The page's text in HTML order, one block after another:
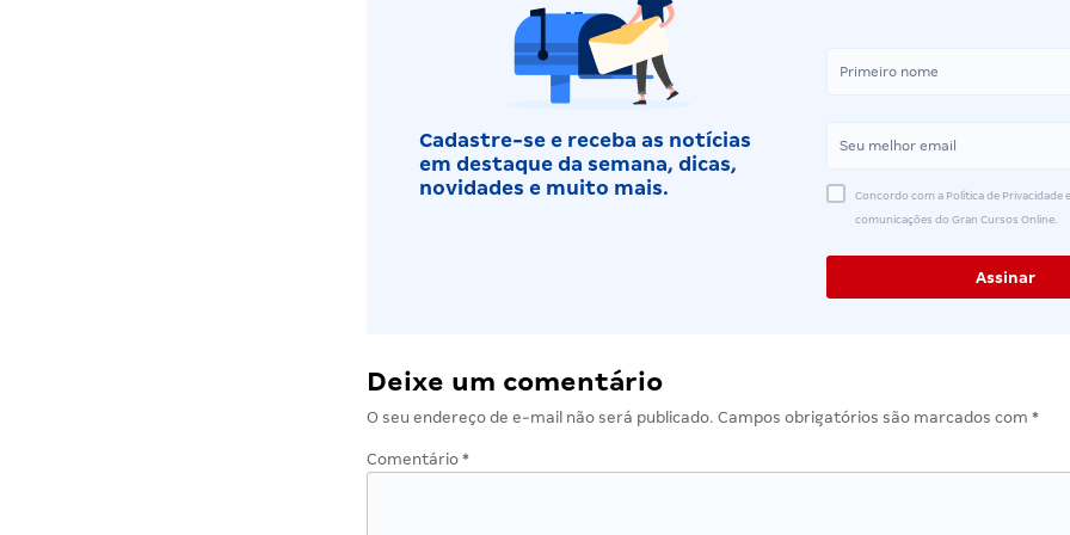
Cadastre-se e receba as notícias
em destaque da semana, dicas,
novidades e muito mais.
Concordo com a Política de Privacidade
comunicações do Gran Cursos Online.
Deixe um comentário
O seu endereço de e-mail não será publicado. Campos obrigatórios são marcados com *
Comentário *